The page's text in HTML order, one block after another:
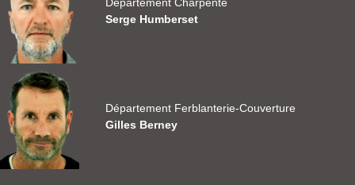
Serge Humberset
Département Ferblanterie-Couverture
Gilles Berney